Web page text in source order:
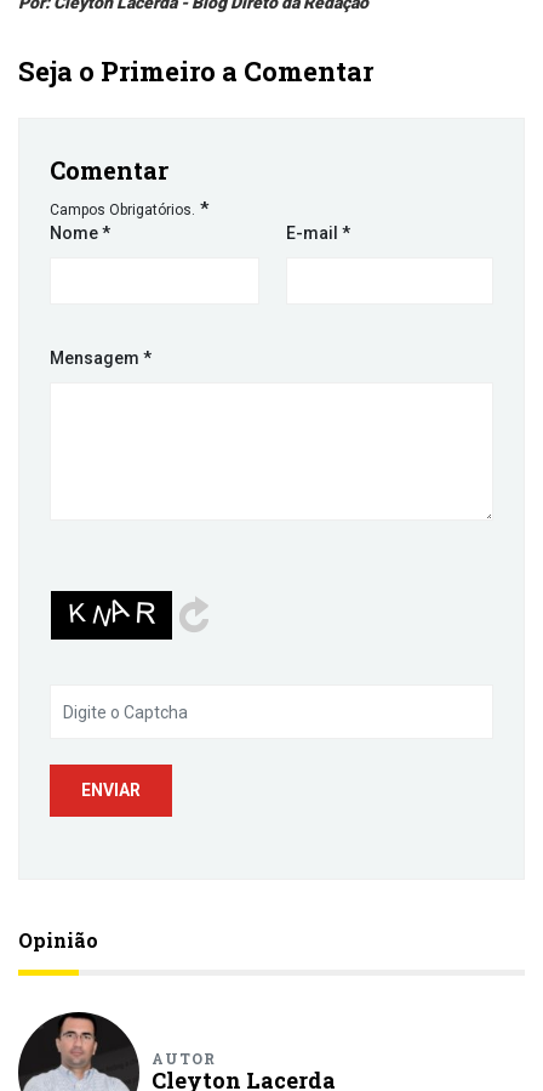
Seja o Primeiro a Comentar
Comentar
Campos Obrigatórios. *
Nome* E-mail *
Mensagem *
Opinião
AUTOR
Cleyton Lacerda